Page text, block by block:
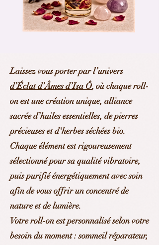
Laissez vous porter par l’univers
d’Éclat d’Âmes d’Isa Ô, où chaque roll-
on est une création unique, alliance
sacrée d’huiles essentielles, de pierres
précieuses et d'herbes séchées bio.
Chaque élément est rigoureusement
sélectionné pour sa qualité vibratoire,
puis purifié énergétiquement avec soin
afin de vous offrir un concentré de
nature et de lumière.
Votre roll-on est personnalisé selon votre
besoin du moment : sommeil réparateur,